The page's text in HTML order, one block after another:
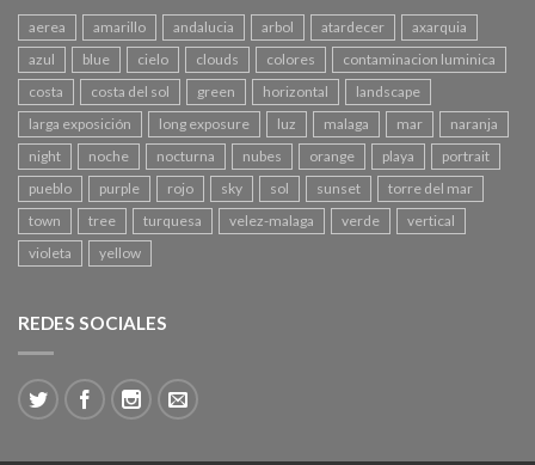
aerea amarillo andalucia arbol atardecer
axarquia
azul
blue cielo clouds colores
contaminacion luminica
costa
costa del sol green horizontal
landscape
larga exposición
long exposure luz malaga mar
naranja
night
noche nocturna nubes orange playa
portrait
pueblo
purple rojo sky sol sunset
torre del mar
town
tree turquesa velez-malaga verde
vertical
violeta
yellow
REDES SOCIALES